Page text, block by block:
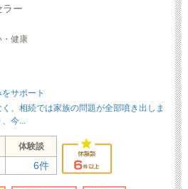
ラー
・健康
サポート
、相続では家族の問題が全部噴き出しま
今...
体験談
6件